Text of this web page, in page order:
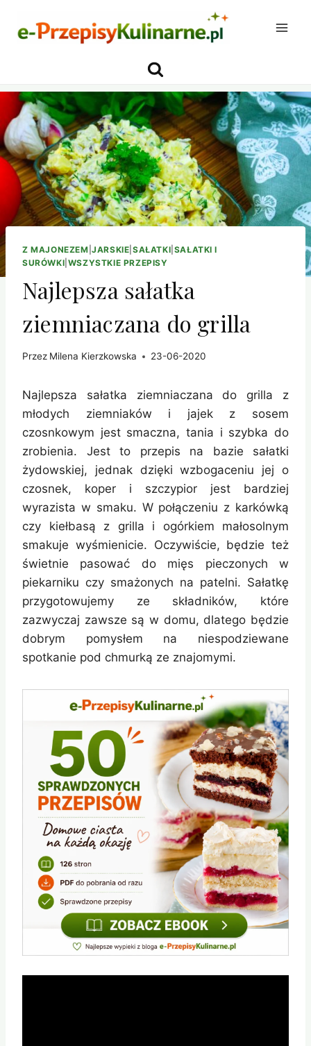
Z MAJONEZEM |JARSKIE SAŁATKI SAŁATKI I
SURÓWKI WSZYSTKIE PRZEPISY
Najlepsza sałatka
ziemniaczana do grilla
Przez Milena Kierzkowska 23-06-2020
Najlepsza sałatka ziemniaczana do grilla z
młodych ziemniaków i jajek z sosem
czosnkowym jest smaczna, tania i szybka do
zrobienia. Jest to przepis na bazie sałatki
żydowskiej, jednak dzięki wzbogaceniu jej o
czosnek, koper i szczypior jest bardziej
wyrazista w smaku. W połączeniu z karkówką
czy kiełbasą z grilla i ogórkiem małosolnym
smakuje wyśmienicie. Oczywiście, będzie też
świetnie pasować do mięs pieczonych w
piekarniku czy smażonych na patelni. Sałatkę
przygotowujemy ze składników, które
zazwyczaj zawsze są w domu, dlatego będzie
dobrym pomysłem na niespodziewane
spotkanie pod chmurką ze znajomymi.